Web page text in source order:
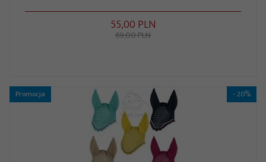
55,00 PLN
69,00 PLN
Promocja - 20%